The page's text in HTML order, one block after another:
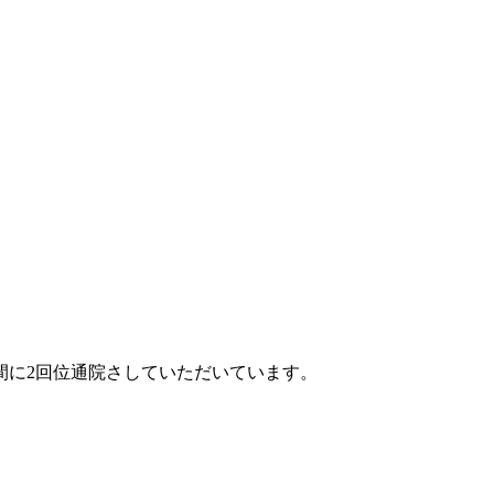
2回位通院さしていただいています。